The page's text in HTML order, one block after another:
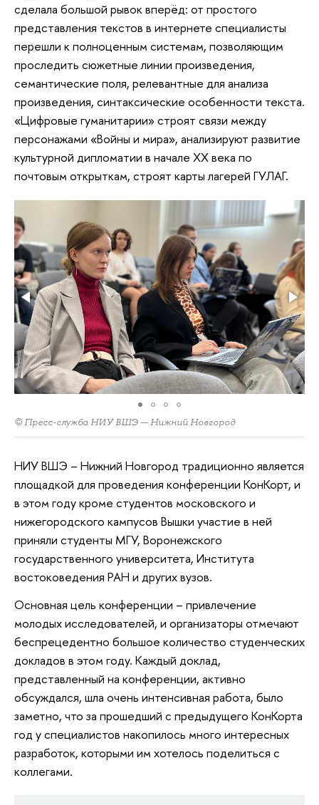
сделала большой рывок вперёд: от простого
представления текстов в интернете специалисты
перешли к полноценным системам, позволяющим
проследить сюжетные линии произведения,
семантические поля, релевантные для анализа
произведения, синтаксические особенности текста.
«Цифровые гуманитарии» строят связи между
персонажами «Войны и мира», анализируют развитие
культурной дипломатии в начале ХХ века по
почтовым открыткам, строят карты лагерей ГУЛАГ.
© Пресс-служба НИУ ВШЭ — Нижний Новгород
НИУ ВШЭ – Нижний Новгород традиционно является
площадкой для проведения конференции КонКорт, и
в этом году кроме студентов московского и
нижегородского кампусов Вышки участие в ней
приняли студенты МГУ, Воронежского
государственного университета, Института
востоковедения РАН и других вузов.
Основная цель конференции – привлечение
молодых исследователей, и организаторы отмечают
беспрецедентно большое количество студенческих
докладов в этом году. Каждый доклад,
представленный на конференции, активно
обсуждался, шла очень интенсивная работа, было
заметно, что за прошедший с предыдущего КонКорта
год у специалистов накопилось много интересных
разработок, которыми им хотелось поделиться с
коллегами.